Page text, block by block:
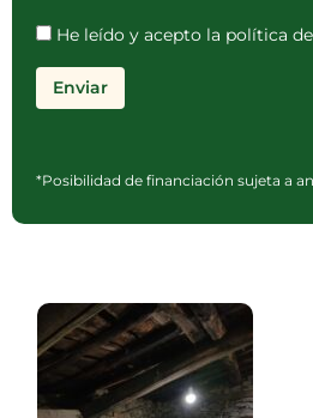
He leído y acepto la política
*Posibilidad de financiación sujeta a